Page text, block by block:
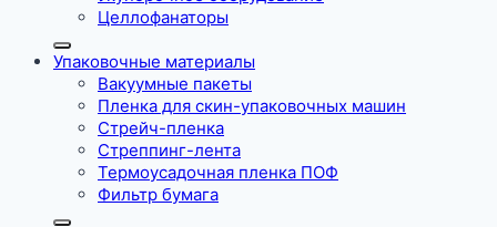
Целлофанаторы
Упаковочные материалы
Вакуумные пакеты
Пленка для скин-упаковочных машин
Стрейч-пленка
Стреппинг-лента
Термоусадочная пленка ПОФ
Фильтр бумага